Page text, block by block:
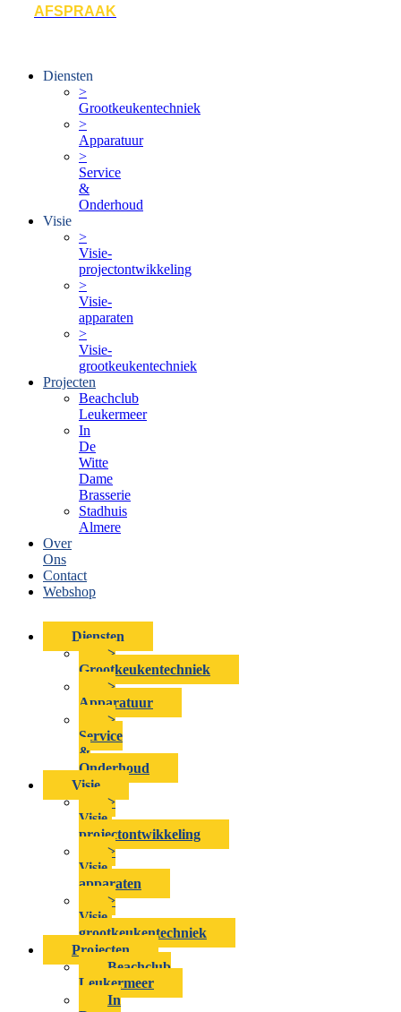
AFSPRAAK
Diensten
>
Grootkeukentechniek
>
Apparatuur
>
Service
&
Onderhoud
Visie
>
Visie-
projectontwikkeling
>
Visie-
apparaten
>
Visie-
grootkeukentechniek
Projecten
Beachclub
Leukermeer
In
De
Witte
Dame
Brasserie
Stadhuis
Almere
Over
Ons
Contact
Webshop
Diensten
>
Grootkeukentechniek
>
Apparatuur
>
Service
&
Onderhoud
Visie
>
Visie-
projectontwikkeling
>
Visie-
apparaten
>
Visie-
grootkeukentechniek
Projecten
Beachclub
Leukermeer
In